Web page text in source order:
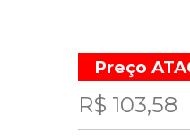
Preço
R$ 103,58